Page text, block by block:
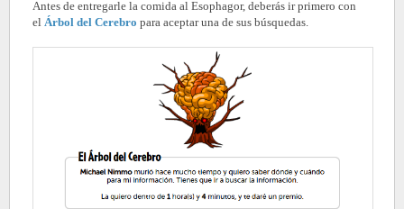
Antes de entregarle la comida al Esophagor, deberás ir primero con
el Árbol del Cerebro para aceptar una de sus búsquedas.